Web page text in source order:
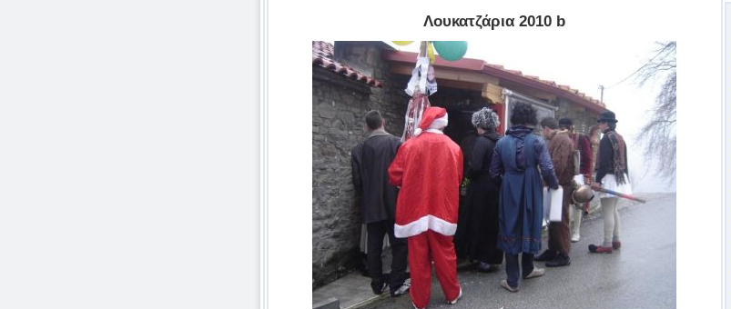
Λουκατζάρια 2010 b